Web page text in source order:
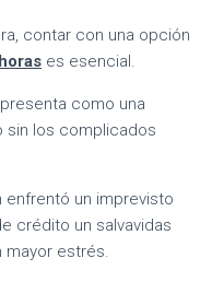
contar con una opción
es esencial.
como una
sin los complicados
enfrentó un imprevisto
crédito un salvavidas
mayor estrés.